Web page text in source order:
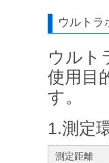
ウルトラ
ウルト
使用目
す。
1.測定
測定距離